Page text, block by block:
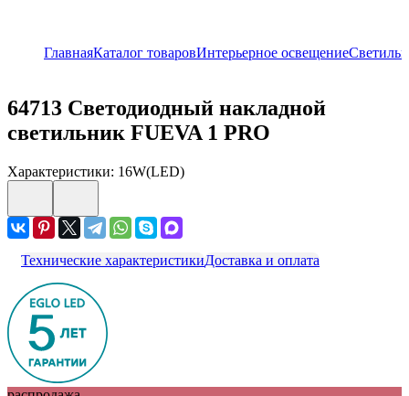
ГлавнаяКаталог товаровИнтерьерное освещение
64713 Светодиодный накладной
светильник FUEVA 1 PRO
Характеристики: 16W(LED)
Технические характеристикиДоставка и оплата